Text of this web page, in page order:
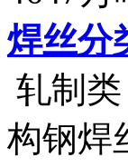
焊丝分
轧制
构钢焊